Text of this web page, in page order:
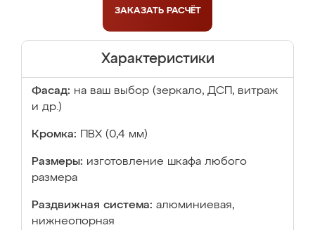
ЗАКАЗАТЬ РАСЧЁТ
Характеристики
Фасад: на ваш выбор (зеркало, ДСП, витраж
и др.)
Кромка: ПВХ (0,4 мм)
Размеры: изготовление шкафа любого
размера
Раздвижная система: алюминиевая,
нижнеопорная